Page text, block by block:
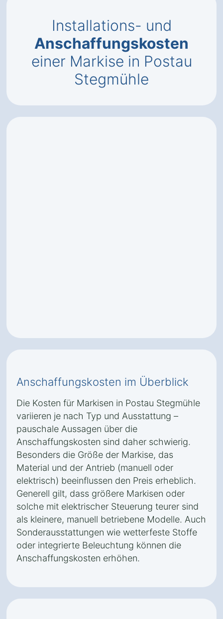
Installations- und
Anschaffungskosten
einer Markise in Postau
Stegmühle
Anschaffungskosten im Überblick
Die Kosten für Markisen in Postau Stegmühle
variieren je nach Typ und Ausstattung –
pauschale Aussagen über die
Anschaffungskosten sind daher schwierig.
Besonders die Größe der Markise, das
Material und der Antrieb (manuell oder
elektrisch) beeinflussen den Preis erheblich.
Generell gilt, dass größere Markisen oder
solche mit elektrischer Steuerung teurer sind
als kleinere, manuell betriebene Modelle. Auch
Sonderausstattungen wie wetterfeste Stoffe
oder integrierte Beleuchtung können die
Anschaffungskosten erhöhen.